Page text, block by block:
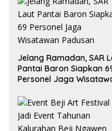
Jelang Ramadan, SAR
Pantai Baron Siapkan
Personel Jaga